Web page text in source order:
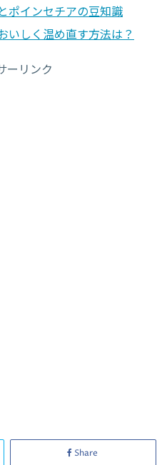
ポインセチアの豆知識
いしく温め直す方法は？
ーリンク
Share